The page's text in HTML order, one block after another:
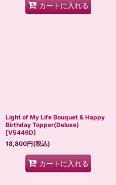
カートに入れる
Light of My Life Bouquet & Happy
Birthday Topper(Deluxe)
[V5449D]
18,800円(税込)
カートに入れる